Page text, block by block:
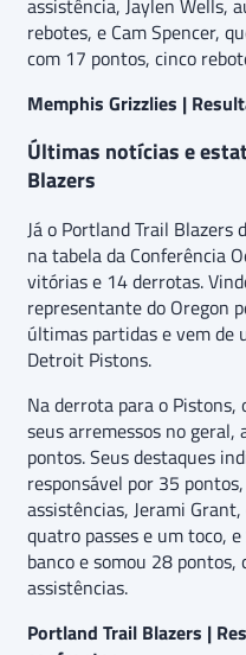
assistência, Jaylen Wells,
rebotes, e Cam Spencer,
com 17 pontos, cinco
Memphis Grizzlies |
Últimas notícias e
Blazers
Já o Portland Trail Blazers
na tabela da Conferência
vitórias e 14 derrotas.
representante do Oregon
últimas partidas e vem de
Detroit Pistons.
Na derrota para o Pistons,
seus arremessos no geral,
pontos. Seus destaques
responsável por 35
assistências, Jerami
quatro passes e um toco,
banco e somou 28
assistências.
Portland Trail Blazers |